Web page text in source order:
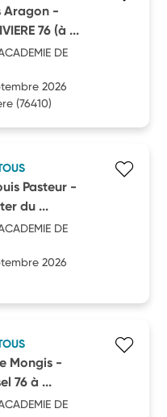
Aragon -
76 (à ...
DE
2026
(76410)
Pasteur -
du ...
DE
2026
Mongis -
76 à ...
DE